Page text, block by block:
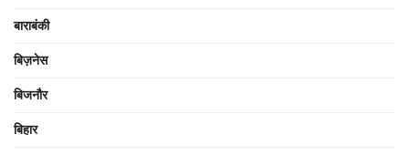
बाराबंकी
बिज़नेस
बिजनौर
बिहार